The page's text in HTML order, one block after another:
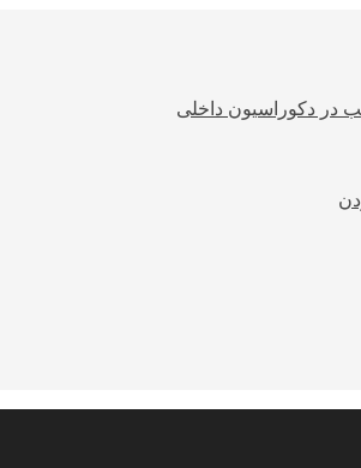
در دکوراسیون داخلی